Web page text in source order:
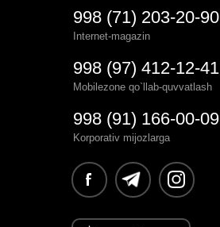
998 (71) 203-20-90
Internet-magazin
998 (97) 412-12-41
Mobilezone qo`llab-quvvatlash
998 (91) 166-00-09
Korporativ mijozlarga